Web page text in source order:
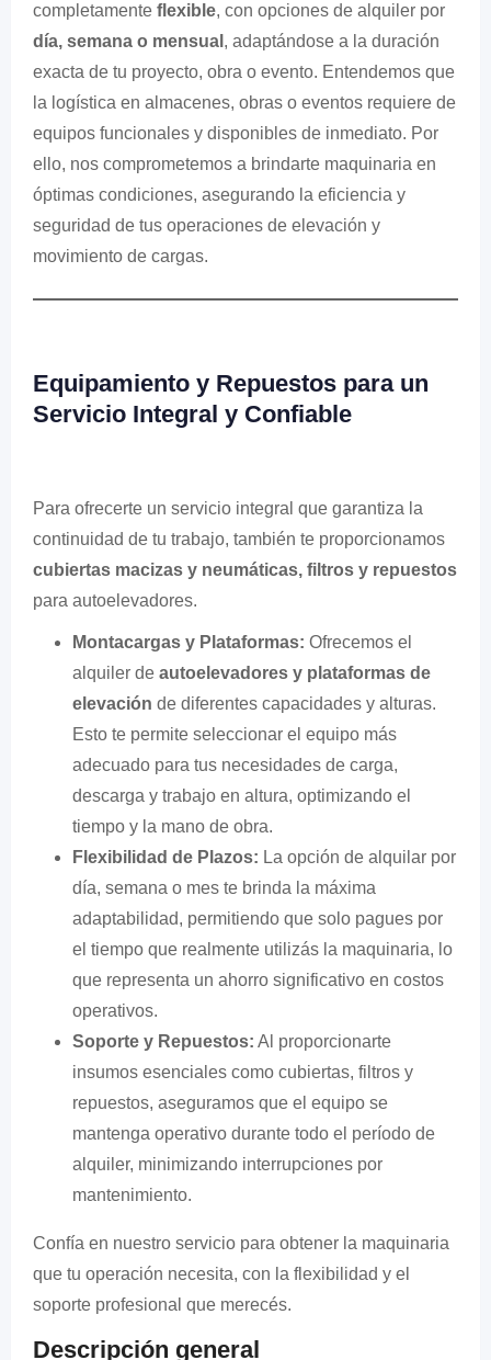
completamente flexible, con opciones de alquiler por
día, semana o mensual , adaptándose a la duración
exacta de tu proyecto, obra o evento. Entendemos que
la logística en almacenes, obras o eventos requiere de
equipos funcionales y disponibles de inmediato. Por
ello, nos comprometemos a brindarte maquinaria en
óptimas condiciones, asegurando la eficiencia y
seguridad de tus operaciones de elevación y
movimiento de cargas.
Equipamiento y Repuestos para un
Servicio Integral y Confiable
Para ofrecerte un servicio integral que garantiza la
continuidad de tu trabajo, también te proporcionamos
cubiertas macizas y neumáticas, filtros y repuestos
para autoelevadores.
Montacargas y Plataformas: Ofrecemos el
alquiler de autoelevadores y plataformas de
elevación de diferentes capacidades y alturas.
Esto te permite seleccionar el equipo más
adecuado para tus necesidades de carga,
descarga y trabajo en altura, optimizando el
tiempo y la mano de obra.
Flexibilidad de Plazos: La opción de alquilar por
día, semana o mes te brinda la máxima
adaptabilidad, permitiendo que solo pagues por
el tiempo que realmente utilizás la maquinaria, lo
que representa un ahorro significativo en costos
operativos.
Soporte y Repuestos: Al proporcionarte
insumos esenciales como cubiertas, filtros y
repuestos, aseguramos que el equipo se
mantenga operativo durante todo el período de
alquiler, minimizando interrupciones por
mantenimiento.
Confía en nuestro servicio para obtener la maquinaria
que tu operación necesita, con la flexibilidad y el
soporte profesional que merecés.
Descripción general